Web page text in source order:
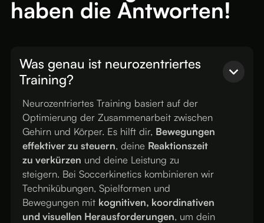
haben die Antworten!
Was genau ist neurozentriertes
Training?
Neurozentriertes Training basiert auf der
Optimierung der Zusammenarbeit zwischen
Gehirn und Körper. Es hilft dir, Bewegungen
effektiver zu steuern, deine Reaktionszeit
zu verkürzen und deine Leistung zu
steigern. Bei Soccerkinetics kombinieren wir
Technikübungen, Spielformen und
Bewegungen mit kognitiven, koordinativen
und visuellen Herausforderungen, um dein